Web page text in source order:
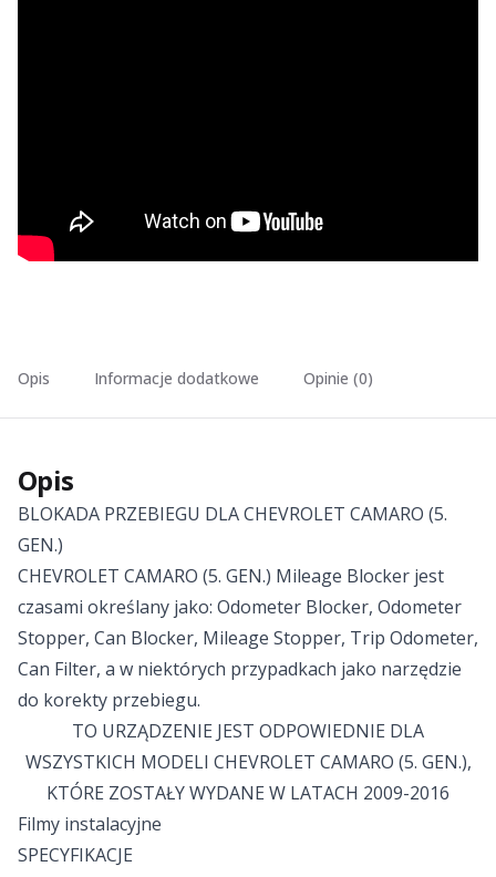
Opis Informacje dodatkowe Opinie (0)
Opis
BLOKADA PRZEBIEGU DLA CHEVROLET CAMARO (5.
GEN.)
CHEVROLET CAMARO (5. GEN.) Mileage Blocker jest
czasami określany jako: Odometer Blocker, Odometer
Stopper, Can Blocker, Mileage Stopper, Trip Odometer,
Can Filter, a w niektórych przypadkach jako narzędzie
do korekty przebiegu.
TO URZĄDZENIE JEST ODPOWIEDNIE DLA
WSZYSTKICH MODELI CHEVROLET CAMARO (5. GEN.),
KTÓRE ZOSTAŁY WYDANE W LATACH 2009-2016
Filmy instalacyjne
SPECYFIKACJE